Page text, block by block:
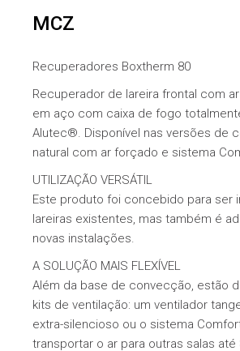
MCZ
Recuperadores Boxtherm 80
Recuperador de lareira frontal com
em aço com caixa de fogo
Alutec®. Disponível nas versões de
natural com ar forçado e sistema
UTILIZAÇÃO VERSÁTIL
Este produto foi concebido para ser
lareiras existentes, mas também é
novas instalações.
A SOLUÇÃO MAIS FLEXÍVEL
Além da base de convecção, estão
kits de ventilação: um ventilador
extra-silencioso ou o sistema
transportar o ar para outras salas